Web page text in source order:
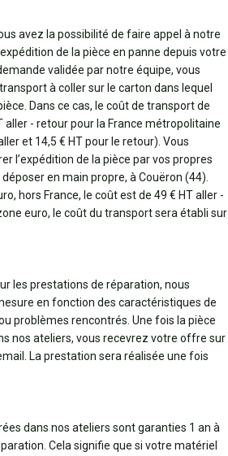
avez la possibilité de faire appel à notre
de la pièce en panne depuis votre
validée par notre équipe, vous
à coller sur le carton dans lequel
Dans ce cas, le coût de transport de
aller - retour pour la France métropolitaine
et 14,5 € HT pour le retour). Vous
l’expédition de la pièce par vos propres
en main propre, à Couëron (44).
hors France, le coût est de 49 € HT aller -
euro, le coût du transport sera établi sur
les prestations de réparation, nous
en fonction des caractéristiques de
problèmes rencontrés. Une fois la pièce
nos ateliers, vous recevrez votre offre sur
La prestation sera réalisée une fois
dans nos ateliers sont garanties 1 an à
Cela signifie que si votre matériel